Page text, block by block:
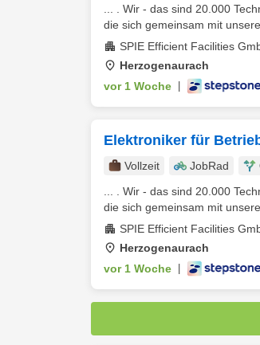
... . Wir - das sind 20.000
die sich gemeinsam mit
SPIE Efficient Facilities
Herzogenaurach
vor 1 Woche
Elektroniker für
Vollzeit JobRad
... . Wir - das sind 20.000
die sich gemeinsam mit
SPIE Efficient Facilities
Herzogenaurach
vor 1 Woche